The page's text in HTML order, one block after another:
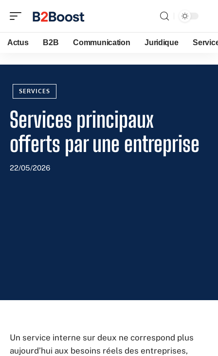
Actus B2B Communication Juridique
SERVICES
Services principaux
offerts par une entreprise
22/05/2026
Un service interne sur deux ne correspond plus
aujourd’hui aux besoins réels des entreprises,